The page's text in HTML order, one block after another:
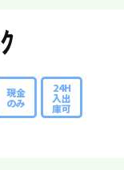
現金
のみ
24H
入出
庫可